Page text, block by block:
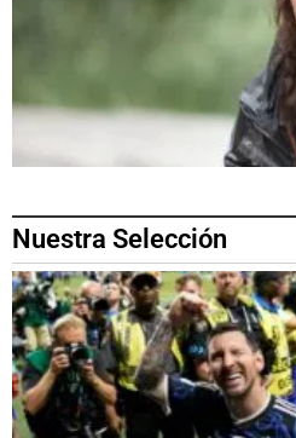
Nuestra Selección